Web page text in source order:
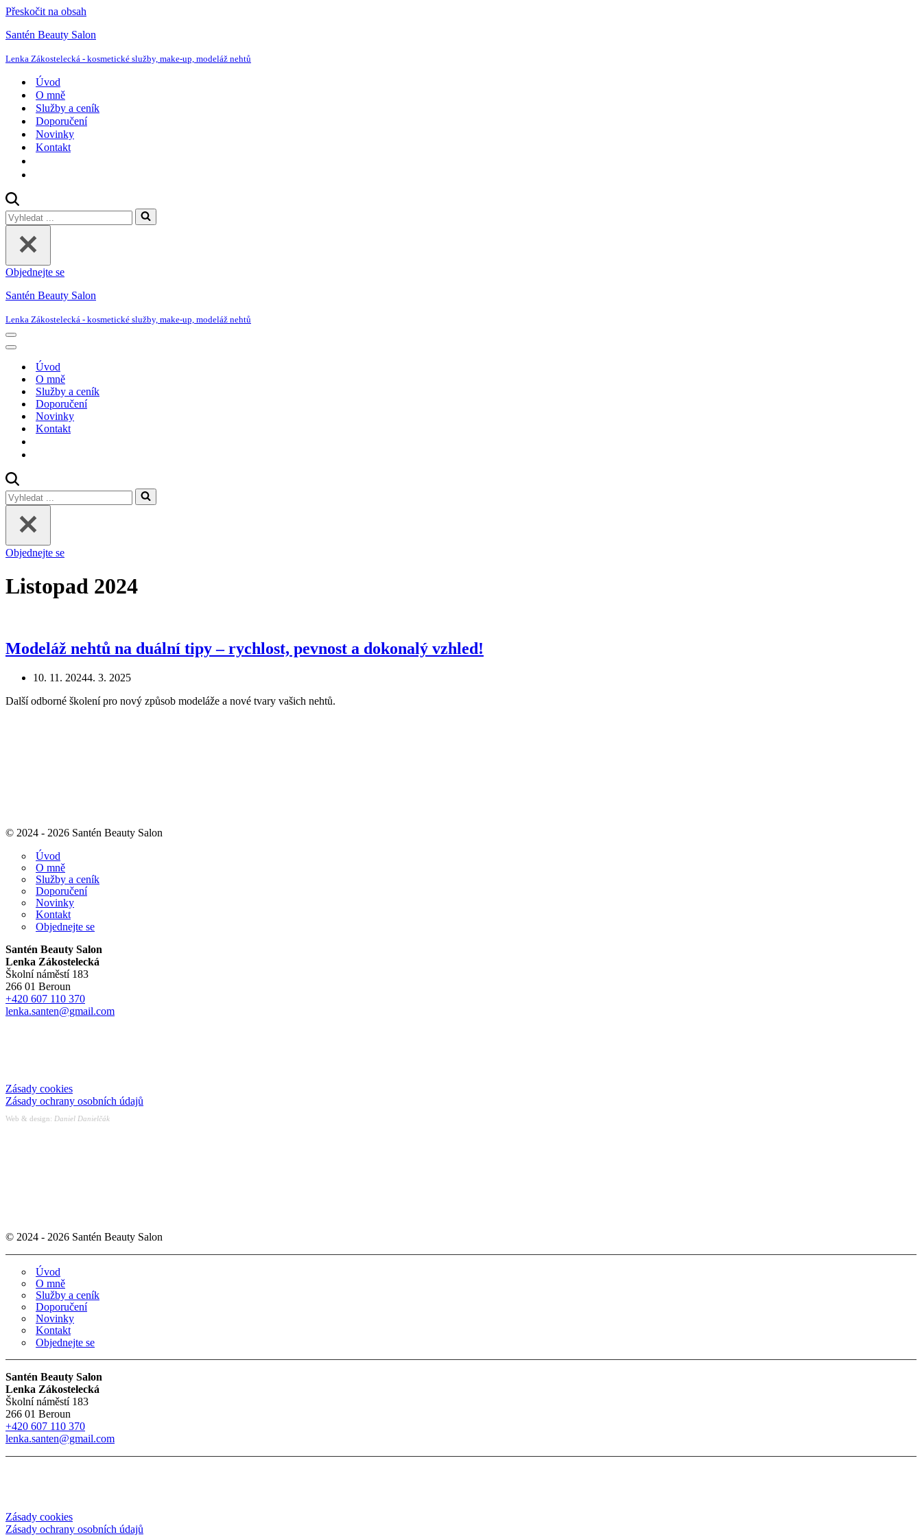
Přeskočit na obsah
Santén Beauty Salon
Lenka Zákostelecká - kosmetické služby, make-up, modeláž nehtů
Úvod
O mně
Služby a ceník
Doporučení
Novinky
Kontakt
Vyhledat
...
Objednejte se
Santén Beauty Salon
Lenka Zákostelecká - kosmetické služby, make-up, modeláž nehtů
Navigační
menu
Navigační
Úvod
O mně
Služby a ceník
Doporučení
Novinky
Kontakt
Vyhledat
...
Objednejte se
Listopad 2024
Modeláž nehtů na duální tipy – rychlost, pevnost a dokonalý vzhled!
10. 11. 20244. 3. 2025
Další odborné školení pro nový způsob modeláže a nové tvary vašich nehtů.
© 2024 - 2026 Santén Beauty Salon
Úvod
O mně
Služby a ceník
Doporučení
Novinky
Kontakt
Objednejte se
Santén Beauty Salon
Lenka Zákostelecká
Školní náměstí 183
266 01 Beroun
+420 607 110 370
lenka.santen@gmail.com
Zásady cookies
Zásady ochrany osobních údajů
Web & design: Daniel Danielčák
© 2024 - 2026 Santén Beauty Salon
Úvod
O mně
Služby a ceník
Doporučení
Novinky
Kontakt
Objednejte se
Santén Beauty Salon
Lenka Zákostelecká
Školní náměstí 183
266 01 Beroun
+420 607 110 370
lenka.santen@gmail.com
Zásady cookies
Zásady ochrany osobních údajů